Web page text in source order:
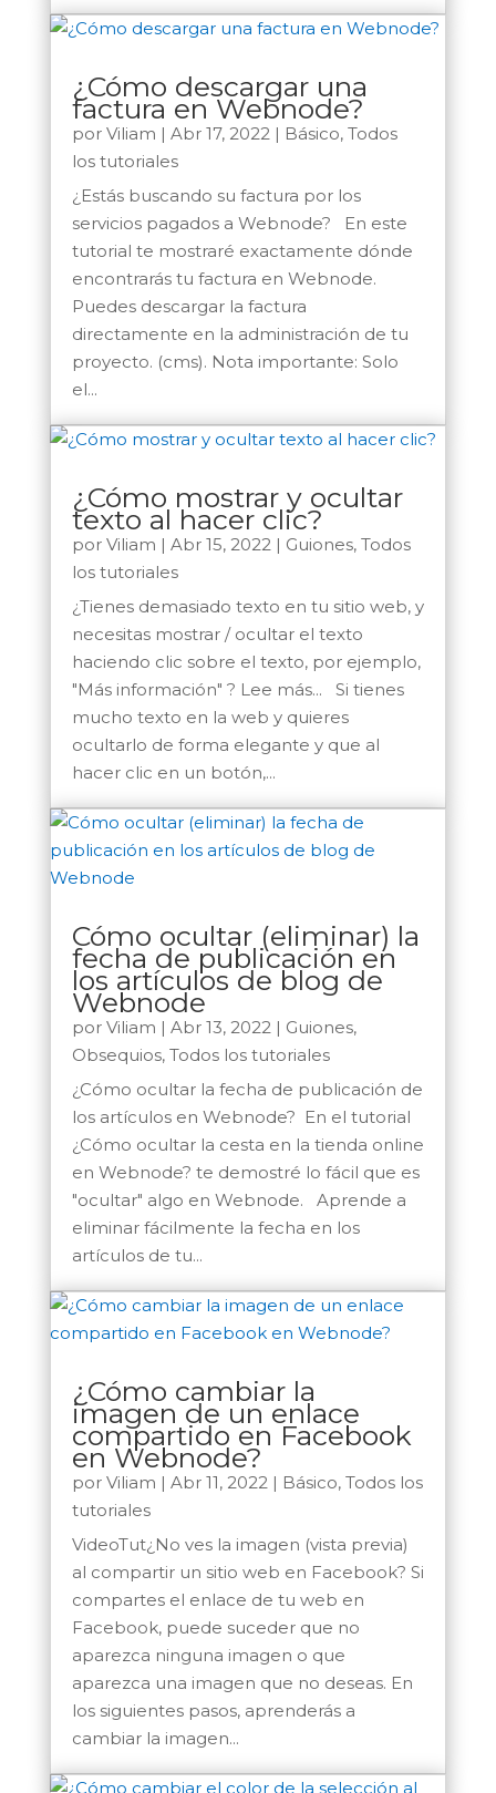
¿Cómo descargar una
factura en Webnode?
por Viliam | Abr 17, 2022| Básico, Todos
los tutoriales
¿Estás buscando su factura por los
servicios pagados a Webnode? En este
tutorial te mostraré exactamente dónde
encontrarás tu factura en Webnode.
Puedes descargar la factura
directamente en la administración de tu
proyecto. (cms). Nota importante: Solo
el...
¿Cómo mostrar y ocultar
texto al hacer clic?
por Viliam | Abr 15, 2022| Guiones, Todos
los tutoriales
¿Tienes demasiado texto en tu sitio web, y
necesitas mostrar / ocultar el texto
haciendo clic sobre el texto, por ejemplo,
"Más información" ? Lee más... Si tienes
mucho texto en la web y quieres
ocultarlo de forma elegante y que al
hacer clic en un botón,...
Cómo ocultar (eliminar) la
fecha de publicación en
los artículos de blog de
Webnode
por Viliam | Abr 13, 2022| Guiones,
Obsequios, Todos los tutoriales
¿Cómo ocultar la fecha de publicación de
los artículos en Webnode? En el tutorial
¿Cómo ocultar la cesta en la tienda online
en Webnode? te demostré lo fácil que es
"ocultar" algo en Webnode. Aprende a
eliminar fácilmente la fecha en los
artículos de tu...
¿Cómo cambiar la
imagen de un enlace
compartido en Facebook
en Webnode?
por Viliam | Abr 11, 2022| Básico, Todos los
tutoriales
VideoTut¿No ves la imagen (vista previa)
al compartir un sitio web en Facebook? Si
compartes el enlace de tu web en
Facebook, puede suceder que no
aparezca ninguna imagen o que
aparezca una imagen que no deseas. En
los siguientes pasos, aprenderás a
cambiar la imagen...